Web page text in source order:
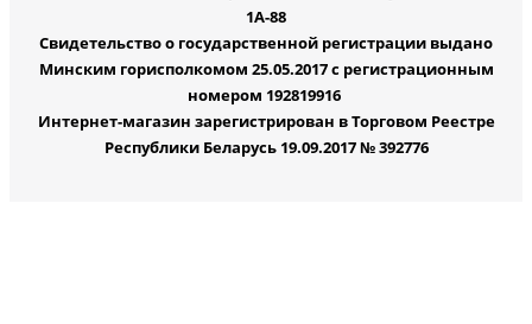
1А-88
Свидетельство о государственной регистрации выдано
Минским горисполкомом 25.05.2017 с регистрационным
номером 192819916
Интернет-магазин зарегистрирован в Торговом Реестре
Республики Беларусь 19.09.2017 № 392776